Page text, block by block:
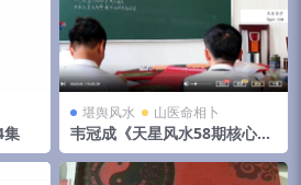
集
堪舆风水 山医命相卜
韦冠成《天星风水58期核心理
论课》66集视频 百度云下载！